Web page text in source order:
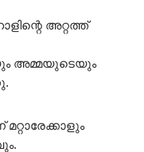
അറ്റത്ത്
അമ്മയുടെയും